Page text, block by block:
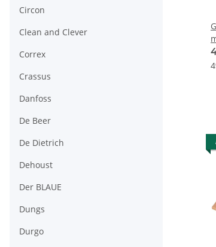
Circon
Clean and Clever
Correx
Crassus
Danfoss
De Beer
De Dietrich
Dehoust
Der BLAUE
Dungs
Durgo